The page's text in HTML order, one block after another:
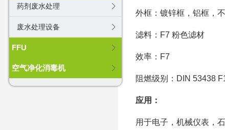
药剂废水处理
废水处理设备
FFU
空气净化消毒机
外框：镀锌框，铝框，
滤料：F7 粉色滤材
效率：F7
阻燃级别：DIN 53438
应用：
用于电子，机械仪表，